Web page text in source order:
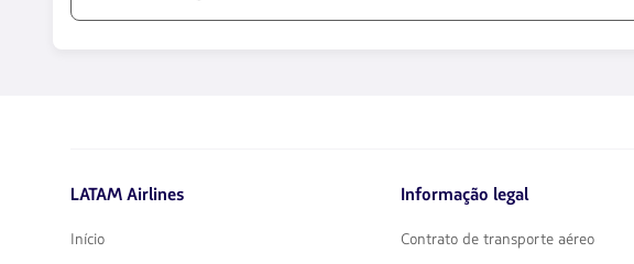
flechas
navegar
LATAM Airlines
Início
Informação legal
Contrato de transporte aéreo